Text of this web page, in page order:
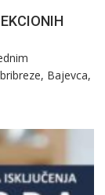
Bajevca,